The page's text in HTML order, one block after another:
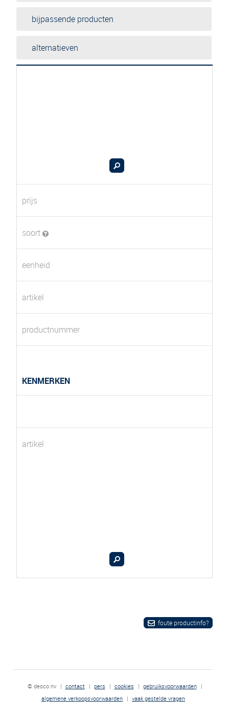
bijpassende producten
alternatieven
prijs
soort
eenheid
artikel
productnummer
KENMERKEN
artikel
foute productinfo?
© desco nv | contact | pers | cookies | gebruiksvoorwaarden
|
algemene verkoopsvoorwaarden | vaak gestelde vragen